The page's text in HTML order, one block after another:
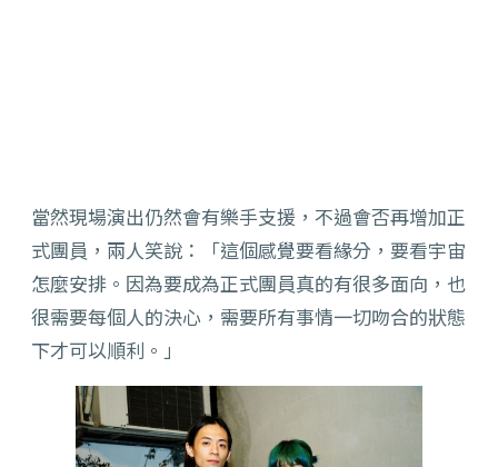
當然現場演出仍然會有樂手支援，不過會否再增加正
式團員，兩人笑說：「這個感覺要看緣分，要看宇宙
怎麼安排。因為要成為正式團員真的有很多面向，也
很需要每個人的決心，需要所有事情一切吻合的狀態
下才可以順利。」